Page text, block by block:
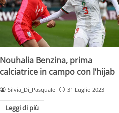
Nouhalia Benzina, prima
calciatrice in campo con l’hijab
Silvia_Di_Pasquale 31 Luglio 2023
Leggi di più